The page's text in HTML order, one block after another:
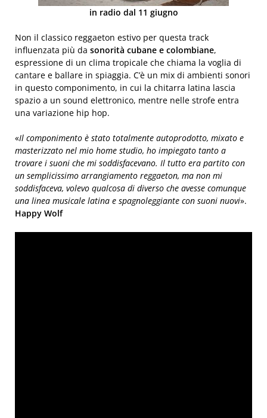
in radio dal 11 giugno
Non il classico reggaeton estivo per questa track
influenzata più da sonorità cubane e colombiane,
espressione di un clima tropicale che chiama la voglia di
cantare e ballare in spiaggia. C’è un mix di ambienti sonori
in questo componimento, in cui la chitarra latina lascia
spazio a un sound elettronico, mentre nelle strofe entra
una variazione hip hop.
«Il componimento è stato totalmente autoprodotto, mixato e
masterizzato nel mio home studio, ho impiegato tanto a
trovare i suoni che mi soddisfacevano. Il tutto era partito con
un semplicissimo arrangiamento reggaeton, ma non mi
soddisfaceva, volevo qualcosa di diverso che avesse comunque
una linea musicale latina e spagnoleggiante con suoni nuovi».
Happy Wolf